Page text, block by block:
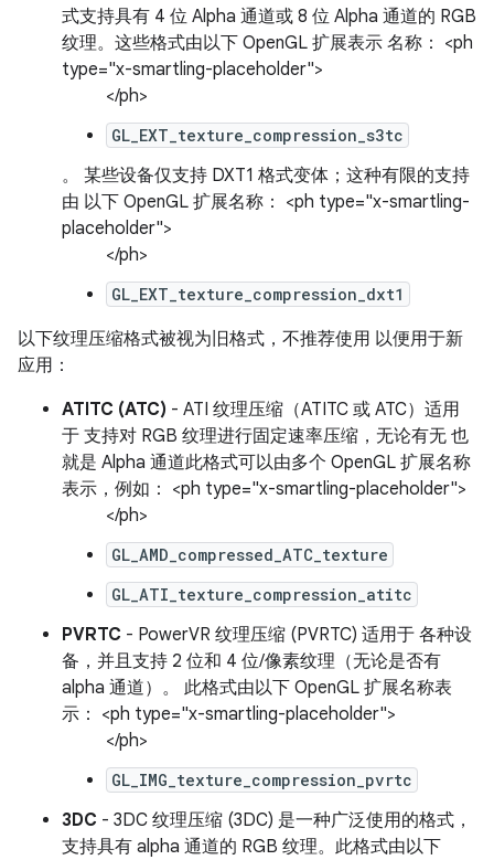
式支持具有 4 位 Alpha 通道或 8 位 Alpha 通道的 RGB
纹理。这些格式由以下 OpenGL 扩展表示 名称： <ph
type="x-smartling-placeholder">
</ph>
GL_EXT_texture_compression_s3tc
。 某些设备仅支持 DXT1 格式变体；这种有限的支持
由 以下 OpenGL 扩展名称： <ph type="x-smartling-
placeholder">
</ph>
GL_EXT_texture_compression_dxt1
以下纹理压缩格式被视为旧格式，不推荐使用 以便用于新
应用：
ATITC (ATC) - ATI 纹理压缩（ATITC 或 ATC）适用
于 支持对 RGB 纹理进行固定速率压缩，无论有无 也
就是 Alpha 通道此格式可以由多个 OpenGL 扩展名称
表示，例如： <ph type="x-smartling-placeholder">
</ph>
GL_AMD_compressed_ATC_texture
GL_ATI_texture_compression_atitc
PVRTC - PowerVR 纹理压缩 (PVRTC) 适用于 各种设
备，并且支持 2 位和 4 位/像素纹理（无论是否有
alpha 通道）。 此格式由以下 OpenGL 扩展名称表
示： <ph type="x-smartling-placeholder">
</ph>
GL_IMG_texture_compression_pvrtc
3DC - 3DC 纹理压缩 (3DC) 是一种广泛使用的格式，
支持具有 alpha 通道的 RGB 纹理。此格式由以下